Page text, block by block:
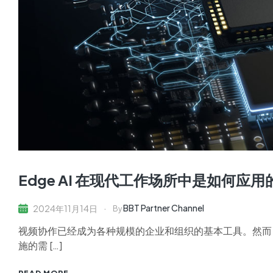
Edge AI 在现代工作场所中是如何应用
2024年11月14日 ByBBT Partner Channel
视频协作已经成为各种规模的企业和组织的基本工具。然
施的需 […]